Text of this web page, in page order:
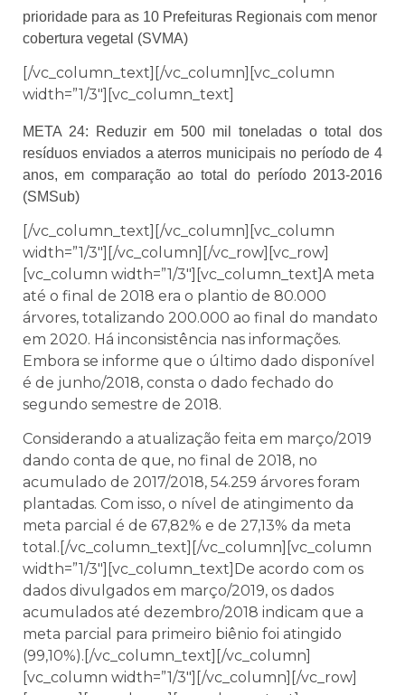
prioridade para as 10 Prefeituras Regionais com menor
cobertura vegetal (SVMA)
[/vc_column_text][/vc_column][vc_column
width=”1/3″][vc_column_text]
META 24: Reduzir em 500 mil toneladas o total dos
resíduos enviados a aterros municipais no período de 4
anos, em comparação ao total do período 2013-2016
(SMSub)
[/vc_column_text][/vc_column][vc_column
width=”1/3″][/vc_column][/vc_row][vc_row]
[vc_column width=”1/3″][vc_column_text]A meta
até o final de 2018 era o plantio de 80.000
árvores, totalizando 200.000 ao final do mandato
em 2020. Há inconsistência nas informações.
Embora se informe que o último dado disponível
é de junho/2018, consta o dado fechado do
segundo semestre de 2018.
Considerando a atualização feita em março/2019
dando conta de que, no final de 2018, no
acumulado de 2017/2018, 54.259 árvores foram
plantadas. Com isso, o nível de atingimento da
meta parcial é de 67,82% e de 27,13% da meta
total.[/vc_column_text][/vc_column][vc_column
width=”1/3″][vc_column_text]De acordo com os
dados divulgados em março/2019, os dados
acumulados até dezembro/2018 indicam que a
meta parcial para primeiro biênio foi atingido
(99,10%).[/vc_column_text][/vc_column]
[vc_column width=”1/3″][/vc_column][/vc_row]